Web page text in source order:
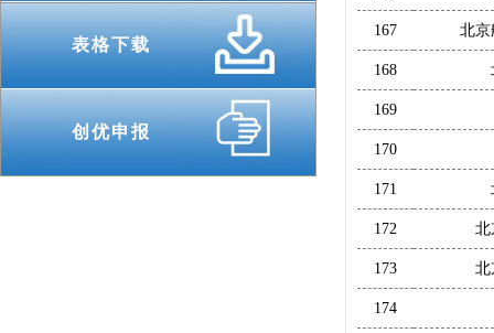
表格下载
创优申报
167 北京
168
169
170
171
172 北
173 北
174